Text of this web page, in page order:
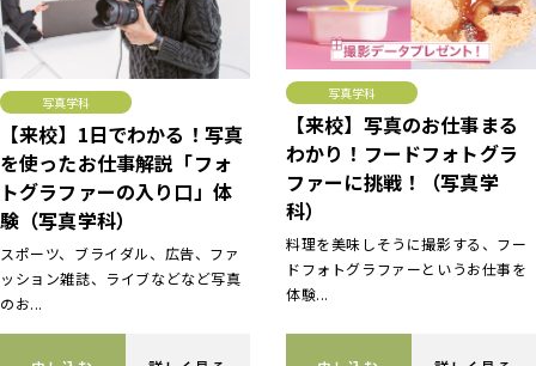
写真学科
【来校】1日でわかる！写真
を使ったお仕事解説「フォ
トグラファーの入り口」体
験（写真学科）
スポーツ、ブライダル、広告、ファ
ッション雑誌、ライブなどなど写真
のお...
写真学科
【来校】写真のお仕事まる
わかり！フードフォトグラ
ファーに挑戦！（写真学
科）
料理を美味しそうに撮影する、フー
ドフォトグラファーというお仕事を
体験...